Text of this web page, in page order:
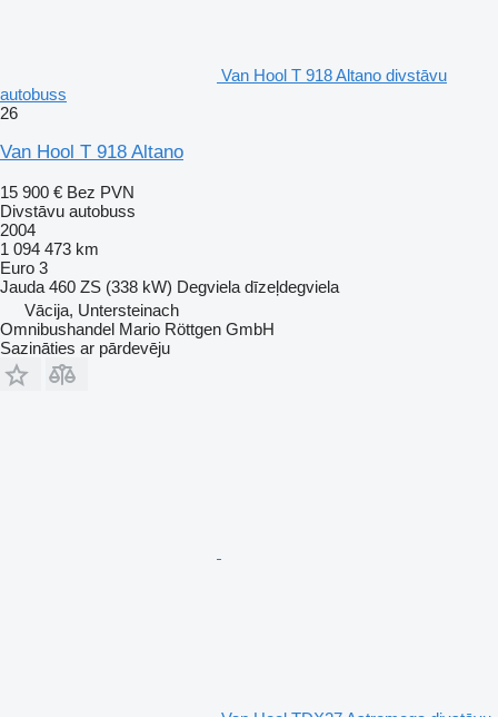
Van Hool T 918 Altano divstāvu
autobuss
26
Van Hool T 918 Altano
15 900 € Bez PVN
Divstāvu autobuss
2004
1 094 473 km
Euro 3
Jauda 460 ZS (338 kW) Degviela dīzeļdegviela
Vācija, Untersteinach
Omnibushandel Mario Röttgen GmbH
Sazināties ar pārdevēju